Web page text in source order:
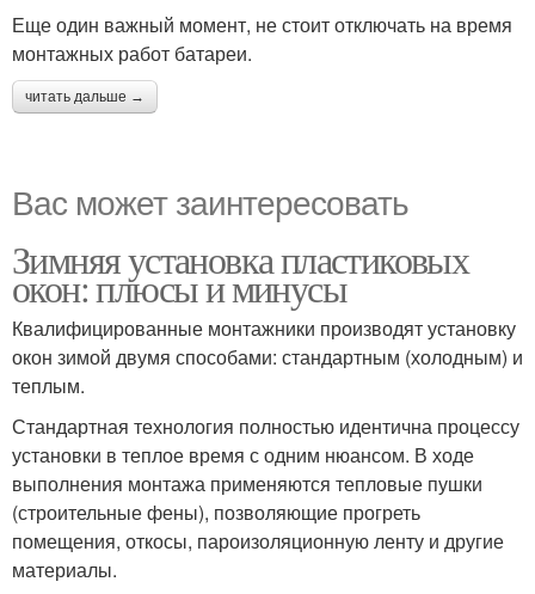
Еще один важный момент, не стоит отключать на время
монтажных работ батареи.
читать дальше →
Вас может заинтересовать
Зимняя установка пластиковых
окон: плюсы и минусы
Квалифицированные монтажники производят установку
окон зимой двумя способами: стандартным (холодным) и
теплым.
Стандартная технология полностью идентична процессу
установки в теплое время с одним нюансом. В ходе
выполнения монтажа применяются тепловые пушки
(строительные фены), позволяющие прогреть
помещения, откосы, пароизоляционную ленту и другие
материалы.